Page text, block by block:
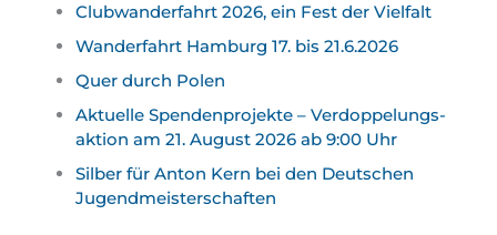
Clubwanderfahrt 2026, ein Fest der Vielfalt
Wanderfahrt Hamburg 17. bis 21.6.2026
Quer durch Polen
Aktuelle Spendenprojekte – Verdoppelungs­
aktion am 21. August 2026 ab 9:00 Uhr
Silber für Anton Kern bei den Deutschen
Jugend­meister­schaften